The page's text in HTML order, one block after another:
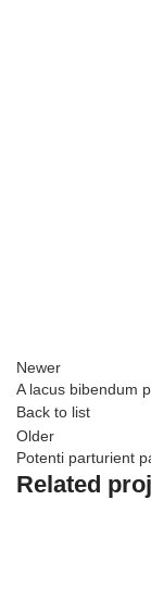
Newer
A lacus bibendum
Back to list
Older
Potenti parturient
Related